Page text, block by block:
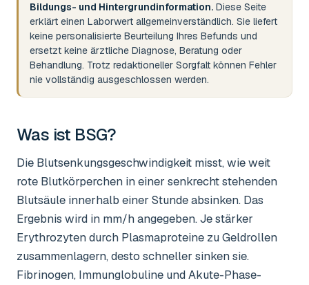
Bildungs- und Hintergrundinformation. Diese Seite
erklärt einen Laborwert allgemeinverständlich. Sie liefert
keine personalisierte Beurteilung Ihres Befunds und
ersetzt keine ärztliche Diagnose, Beratung oder
Behandlung. Trotz redaktioneller Sorgfalt können Fehler
nie vollständig ausgeschlossen werden.
Was ist BSG?
Die Blutsenkungsgeschwindigkeit misst, wie weit
rote Blutkörperchen in einer senkrecht stehenden
Blutsäule innerhalb einer Stunde absinken. Das
Ergebnis wird in mm/h angegeben. Je stärker
Erythrozyten durch Plasmaproteine zu Geldrollen
zusammenlagern, desto schneller sinken sie.
Fibrinogen, Immunglobuline und Akute-Phase-